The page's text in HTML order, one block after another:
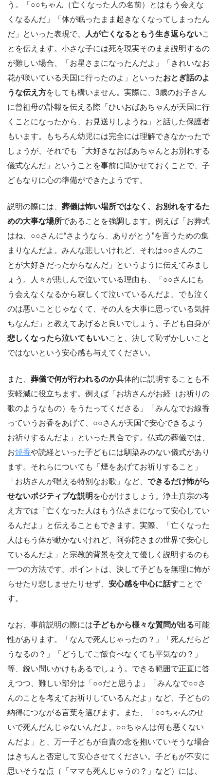
う。「○○ちゃん（亡くなった人の名前）とはもう会えな
くなるんだ」「体が眠ったまま起きなくなってしまったん
だ」といった表現で、
人が亡くなるともう生き返らないこ
とを伝えます。小さな子には死を現実そのまま説明するの
が難しい場合、「お星さまになったんだよ」「きれいなお
花が咲いている天国に行ったのよ」といったおとぎ話のよ
うな伝え方をしても構いません。実際に、3歳のお子さん
に曾祖母の訃報を伝える際「ひいおばあちゃんが天国に行
くことになったから、お見送りしようね」と話した保護者
もいます。もちろん幼児には完全には理解できなかったで
しょうが、それでも「大好きなおばあちゃんとお別れする
儀式なんだ」ということを事前に聞かせておくことで、子
どもなりに心の準備ができたようです。
説明の際には、 葬儀は怖い場所ではなく、お別れをするた
めの大事な場所であることを強調します。例えば「お葬式
はね、○○さんに“さようなら、ありがとう”を言うための集
まりなんだよ。みんな悲しいけれど、それは○○さんのこ
とが大好きだったからなんだ」というように伝えてみまし
ょう。人々が悲しんで泣いている理由も、「○○さんにも
う会えなくなるから寂しくて泣いているんだよ。でも泣く
のは悪いことじゃなくて、その人を大事に思っている気持
ちなんだ」と教えてあげると良いでしょう。子ども自身が
悲しくなったら泣いてもいいこと、決して恥ずかしいこと
ではないという安心感も与えてください。
また、 葬儀で何が行われるのか具体的に説明することも不
安軽減に役立ちます。例えば「お坊さんがお経（お祈りの
歌のようなもの）をうたってくださる」「みんなでお線香
っていうお香をあげて、○○さんが天国で安心できるよう
お祈りするんだよ」といった具合です。仏式の葬儀では、
お焼香や読経といった子どもには馴染みのない儀式があり
ます。それらについても「煙をあげてお祈りすること」
「お坊さんが唱える特別なお歌」など、 できるだけ怖がら
せないポジティブな説明 を心がけましょう。浄土真宗の考
え方では「亡くなった人はもう仏さまになって安心してい
るんだよ」と伝えることもできます。実際、「亡くなった
人はもう体が動かないけれど、阿弥陀さまの世界で安心し
ているんだよ」と宗教的背景を交えて優しく説明するのも
一つの方法です。ポイントは、決して子どもを無理に怖が
らせたり悲しませたりせず、 安心感を中心に話すことで
す。
なお、事前説明の際には子どもから様々な質問が出る可能
性があります。「なんで死んじゃったの？」「死んだらど
うなるの？」「どうしてご飯食べなくても平気なの？」
等、鋭い問いかけもあるでしょう。できる範囲で正直に答
えつつ、難しい部分は「○○だと思うよ」「みんなで○○さ
んのことを考えてお祈りしているんだよ」など、子どもの
納得につながる言葉を選びます。また、「○○ちゃんのせ
いで死んだんじゃないんだよ。○○ちゃんは何も悪くない
んだよ」と、万一子どもが自責の念を抱いていそうな場合
はきちんと否定して安心させてください。子どもが不安に
思いそうな点（「ママも死んじゃうの？」など）には、